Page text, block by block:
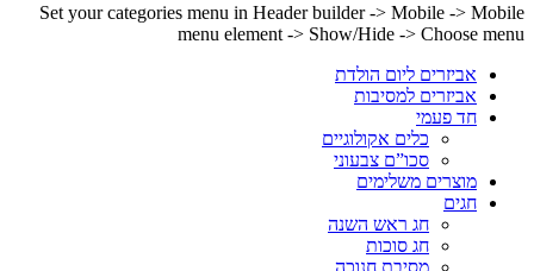
Set your categories menu in Header builder -> Mobile -> Mobile
menu element -> Show/Hide -> Choose menu
אביזרים ליום הולדת
אביזרים למסיבות
חד פעמי
כלים אקולוגיים
סכו”ם צבעוני
מוצרים משלימים
חגים
חג ראש השנה
חג סוכות
מסיבת חנוכה